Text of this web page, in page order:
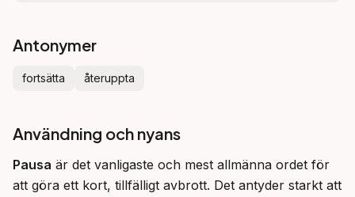
Antonymer
fortsätta återuppta
Användning och nyans
Pausa är det vanligaste och mest allmänna ordet för
att göra ett kort, tillfälligt avbrott. Det antyder starkt att